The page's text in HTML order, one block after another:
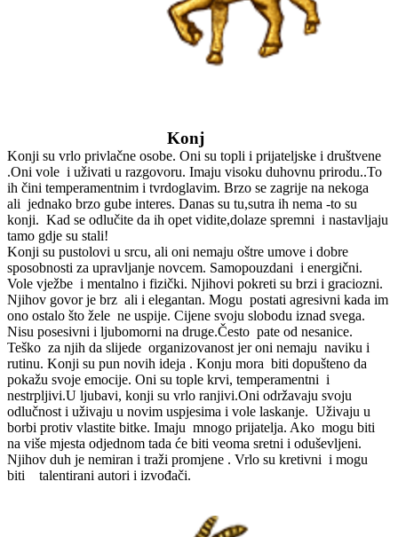
Konj
Konji su vrlo privlačne osobe. Oni su topli i prijateljske i društvene
.Oni vole i uživati u razgovoru. Imaju visoku duhovnu prirodu..To
ih čini temperamentnim i tvrdoglavim. Brzo se zagrije na nekoga
ali jednako brzo gube interes. Danas su tu,sutra ih nema -to su
konji. Kad se odlučite da ih opet vidite,dolaze spremni i nastavljaju
tamo gdje su stali!
Konji su pustolovi u srcu, ali oni nemaju oštre umove i dobre
sposobnosti za upravljanje novcem. Samopouzdani i energični.
Vole vježbe i mentalno i fizički. Njihovi pokreti su brzi i graciozni.
Njihov govor je brz ali i elegantan. Mogu postati agresivni kada im
ono ostalo što žele ne uspije. Cijene svoju slobodu iznad svega.
Nisu posesivni i ljubomorni na druge.Često pate od nesanice.
Teško za njih da slijede organizovanost jer oni nemaju naviku i
rutinu. Konji su pun novih ideja . Konju mora biti dopušteno da
pokažu svoje emocije. Oni su tople krvi, temperamentni i
nestrpljivi.U ljubavi, konji su vrlo ranjivi.Oni održavaju svoju
odlučnost i uživaju u novim uspjesima i vole laskanje. Uživaju u
borbi protiv vlastite bitke. Imaju mnogo prijatelja. Ako mogu biti
na više mjesta odjednom tada će biti veoma sretni i oduševljeni.
Njihov duh je nemiran i traži promjene . Vrlo su kretivni i mogu
biti talentirani autori i izvođači.